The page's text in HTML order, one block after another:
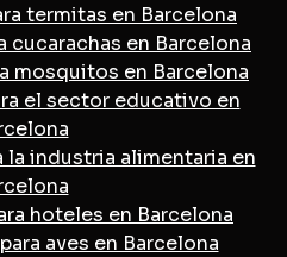
termitas en Barcelona
cucarachas en Barcelona
mosquitos en Barcelona
el sector educativo en
la industria alimentaria en
hoteles en Barcelona
aves en Barcelona